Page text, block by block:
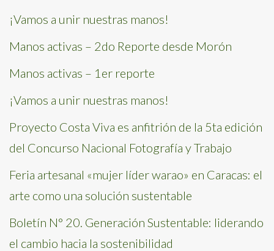
¡Vamos a unir nuestras manos!
Manos activas – 2do Reporte desde Morón
Manos activas – 1er reporte
¡Vamos a unir nuestras manos!
Proyecto Costa Viva es anfitrión de la 5ta edición
del Concurso Nacional Fotografía y Trabajo
Feria artesanal «mujer líder warao» en Caracas: el
arte como una solución sustentable
Boletín N° 20. Generación Sustentable: liderando
el cambio hacia la sostenibilidad